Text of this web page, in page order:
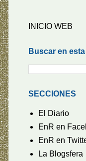
INICIO WEB
Buscar en esta
SECCIONES
El Diario
EnR en
EnR en
La Blogsfera